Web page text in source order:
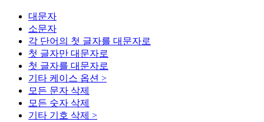
대문자
소문자
각 단어의 첫 글자를 대문자로
첫 글자만 대문자로
첫 글자를 대문자로
기타 케이스 옵션 >
모든 문자 삭제
모든 숫자 삭제
기타 기호 삭제 >